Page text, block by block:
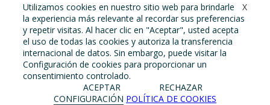
X
Utilizamos cookies en nuestro sitio web para brindarle
la experiencia más relevante al recordar sus preferencias
y repetir visitas. Al hacer clic en "Aceptar", usted acepta
el uso de todas las cookies y autoriza la transferencia
internacional de datos. Sin embargo, puede visitar la
Configuración de cookies para proporcionar un
consentimiento controlado.
ACEPTAR
RECHAZAR
CONFIGURACIÓN POLÍTICA DE COOKIES